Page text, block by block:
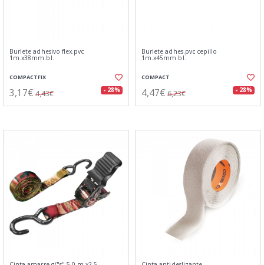
Burlete adhesivo flex.pvc
1m.x38mm.bl.
COMPACTFIX
3,17€ 4,43€ - 28%
Burlete adhes.pvc cepillo
1m.x45mm.bl.
COMPACT
4,47€ 6,23€ - 28%